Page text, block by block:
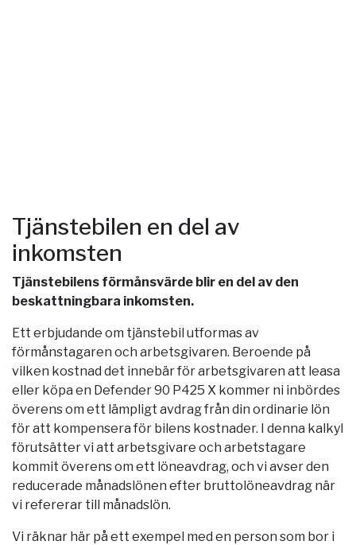
Tjänstebilen en del av
inkomsten
Tjänstebilens förmånsvärde blir en del av den
beskattningbara inkomsten.
Ett erbjudande om tjänstebil utformas av
förmånstagaren och arbetsgivaren. Beroende på
vilken kostnad det innebär för arbetsgivaren att leasa
eller köpa en Defender 90 P425 X kommer ni inbördes
överens om ett lämpligt avdrag från din ordinarie lön
för att kompensera för bilens kostnader. I denna kalkyl
förutsätter vi att arbetsgivare och arbetstagare
kommit överens om ett löneavdrag, och vi avser den
reducerade månadslönen efter bruttolöneavdrag när
vi refererar till månadslön.
Vi räknar här på ett exempel med en person som bor i